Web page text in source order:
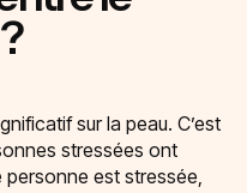
sur la peau. C’est
stressées ont
personne est stressée,